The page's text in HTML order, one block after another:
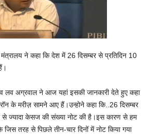
मंत्रालय ने कहा कि देश में 26 दिसम्बर से प्रतिदिन 10
लव अग्रवाल ने आज यहां इसकी जानकारी देते हुए कहा
के मरीज़ सामने आए हैं।उन्होने कहा कि..26 दिसम्‍बर
ज्‍यादा केसज की संख्‍या नोट की है।इस कारण से हम
तरह से पिछले तीन-चार दिनों में नोट किया गया